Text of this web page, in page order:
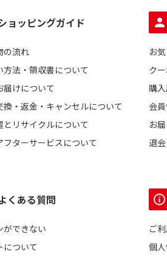
ョッピングガイド
の流れ
方法・領収書について
届けについて
換・返金・キャンセルについて
とリサイクルについて
フターサービスについて
お
ク
購
会
お
退
くある質問
ができない
について
ご
個